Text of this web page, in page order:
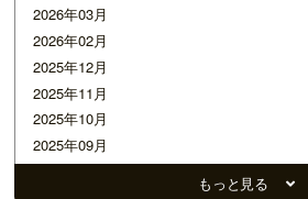
2026年03月
2026年02月
2025年12月
2025年11月
2025年10月
2025年09月
2025年07月
もっと見る